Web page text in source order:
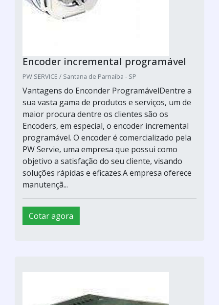
Encoder incremental programável
PW SERVICE / Santana de Parnaíba - SP
Vantagens do Enconder ProgramávelDentre a
sua vasta gama de produtos e serviços, um de
maior procura dentre os clientes são os
Encoders, em especial, o encoder incremental
programável. O encoder é comercializado pela
PW Servie, uma empresa que possui como
objetivo a satisfação do seu cliente, visando
soluções rápidas e eficazes.A empresa oferece
manutençã...
Cotar agora